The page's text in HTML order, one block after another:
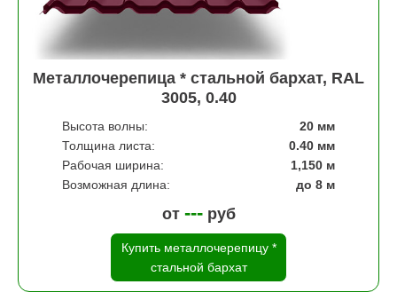
Металлочерепица * стальной бархат, RAL
3005, 0.40
Высота волны:
20 мм
Толщина листа:
0.40 мм
Рабочая ширина:
1,150 м
Возможная длина:
до 8 м
от ---руб
Купить металлочерепицу *
стальной бархат